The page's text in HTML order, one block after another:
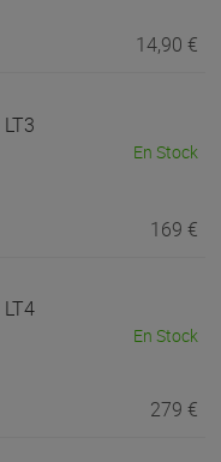
14,90 €
LT3
En Stock
169 €
LT4
En Stock
279 €